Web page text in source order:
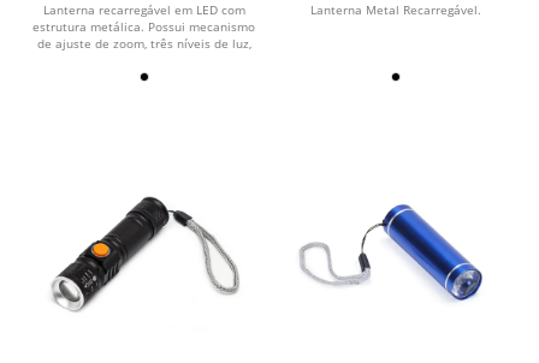
Lanterna recarregável em LED com
estrutura metálica. Possui mecanismo
de ajuste de zoom, três níveis de luz,
Lanterna Metal Recarregável.